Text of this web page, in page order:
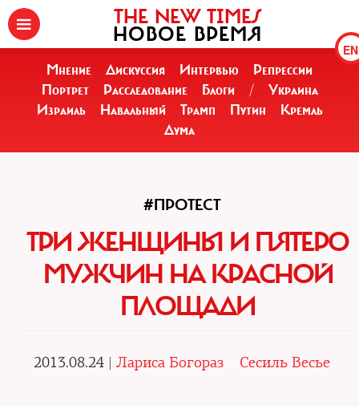
EN
THE NEW TIMES
НОВОЕ ВРЕМЯ
Мнение Дискуссия Интервью
Репрессии
Портрет
Расследование Блоги /
Украина
Израиль
Навальный Трамп Путин
Кремль
Дума
#ПРОТЕСТ
ТРИ ЖЕНЩИНЫ И ПЯТЕРО
МУЖЧИН НА КРАСНОЙ
ПЛОЩАДИ
2013.08.24 | Лариса Богораз Сесиль Весье